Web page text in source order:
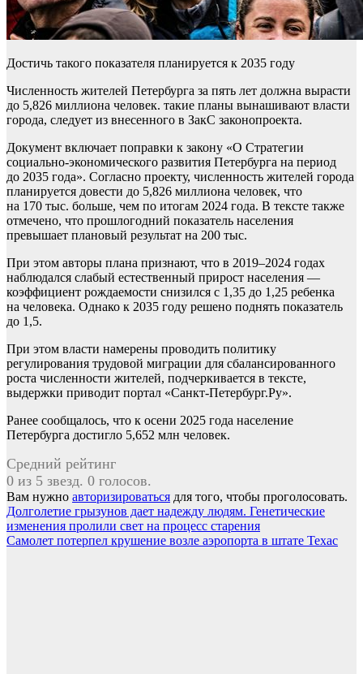
Достичь такого показателя планируется к 2035 году
Численность жителей Петербурга за пять лет должна вырасти
до 5,826 миллиона человек. такие планы вынашивают власти
города, следует из внесенного в ЗакС законопроекта.
Документ включает поправки к закону «О Стратегии
социально-экономического развития Петербурга на период
до 2035 года». Согласно проекту, численность жителей города
планируется довести до 5,826 миллиона человек, что
на 170 тыс. больше, чем по итогам 2024 года. В тексте также
отмечено, что прошлогодний показатель населения
превышает плановый результат на 200 тыс.
При этом авторы плана признают, что в 2019–2024 годах
наблюдался слабый естественный прирост населения —
коэффициент рождаемости снизился с 1,35 до 1,25 ребенка
на человека. Однако к 2035 году решено поднять показатель
до 1,5.
При этом власти намерены проводить политику
регулирования трудовой миграции для сбалансированного
роста численности жителей, подчеркивается в тексте,
выдержки приводит портал «Санкт-Петербург.Ру».
Ранее сообщалось, что к осени 2025 года население
Петербурга достигло 5,652 млн человек.
Средний рейтинг
0 из 5 звезд. 0 голосов.
Вам нужно авторизироваться для того, чтобы проголосовать.
Навигация
по
Долголетие грызунов дает надежду людям. Генетические
изменения пролили свет на процесс старения
Самолет потерпел крушение возле аэропорта в штате Техас